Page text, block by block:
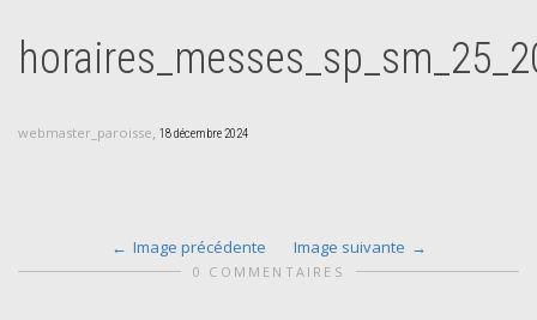
webmaster_paroisse, 18 décembre 2024
Image précédente Image suivante
0 COMMENTAIRES